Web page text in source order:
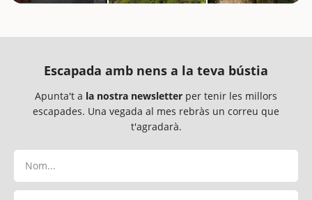
Escapada amb nens a la teva bústia
Apunta't a la nostra newsletter per tenir les millors
escapades. Una vegada al mes rebràs un correu que
t'agradarà.